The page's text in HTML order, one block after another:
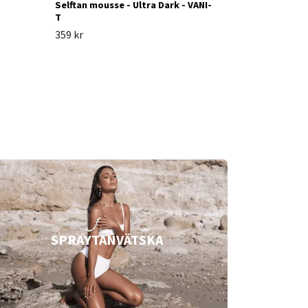
Selftan mousse - Ultra Dark - VANI-
T
359 kr
SPRAYTANVÄTSKA